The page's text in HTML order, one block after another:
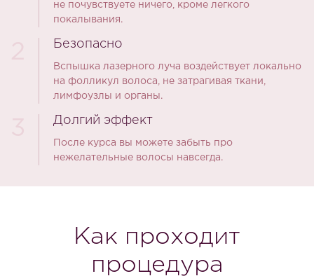
не почувствуете ничего, кроме легкого
покалывания.
Безопасно
Вспышка лазерного луча воздействует локально
на фолликул волоса, не затрагивая ткани,
лимфоузлы и органы.
Долгий эффект
После курса вы можете забыть про
нежелательные волосы навсегда.
Как проходит
процедура